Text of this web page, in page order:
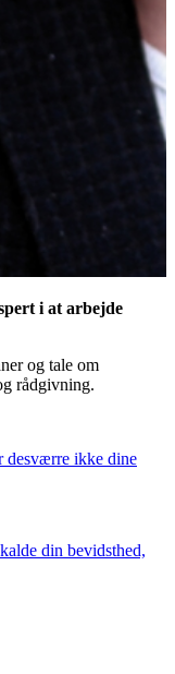
i at arbejde
og tale om
rådgivning.
desværre ikke dine
din bevidsthed,